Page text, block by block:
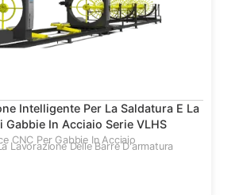
Intelligente Per La Saldatura E La
Gabbie In Acciaio Serie VLHS
CNC Per Gabbie In Acciaio
Lavorazione Delle Barre D'armatura